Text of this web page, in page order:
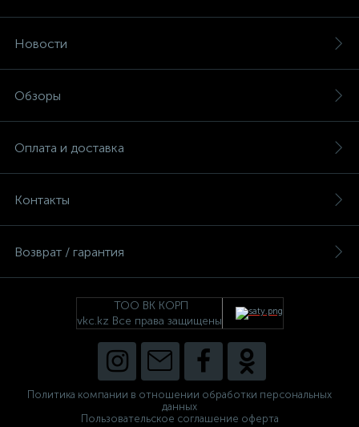
Новости
Обзоры
Оплата и доставка
Контакты
Возврат / гарантия
ТОО ВК КОРП
vkc.kz Все права защищены
Политика компании в отношении обработки персональных
данных
Пользовательское соглашение оферта